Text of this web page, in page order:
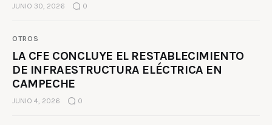
JUNIO 30, 2026 0
OTROS
LA CFE CONCLUYE EL RESTABLECIMIENTO
DE INFRAESTRUCTURA ELÉCTRICA EN
CAMPECHE
JUNIO 4, 2026 0